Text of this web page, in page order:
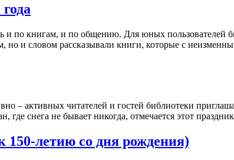
и по книгам, и по общению. Для юных пользователей
но и словом рассказывали книги, которые с
– активных читателей и гостей библиотеки
где снега не бывает никогда, отмечается этот
150-летию со дня рождения)